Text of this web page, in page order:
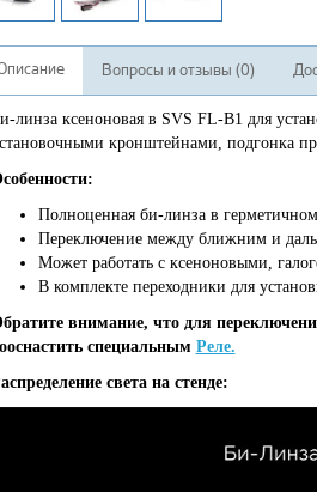
Вопросы и отзывы (0)
линза ксеноновая в SVS FL-B1 для
кронштейнами, подгонка
Полноценная би-линза в
Переключение между ближним и
Может работать с ксеноновыми,
В комплекте переходники для
внимание, что для
специальным Реле.
света на стенде: